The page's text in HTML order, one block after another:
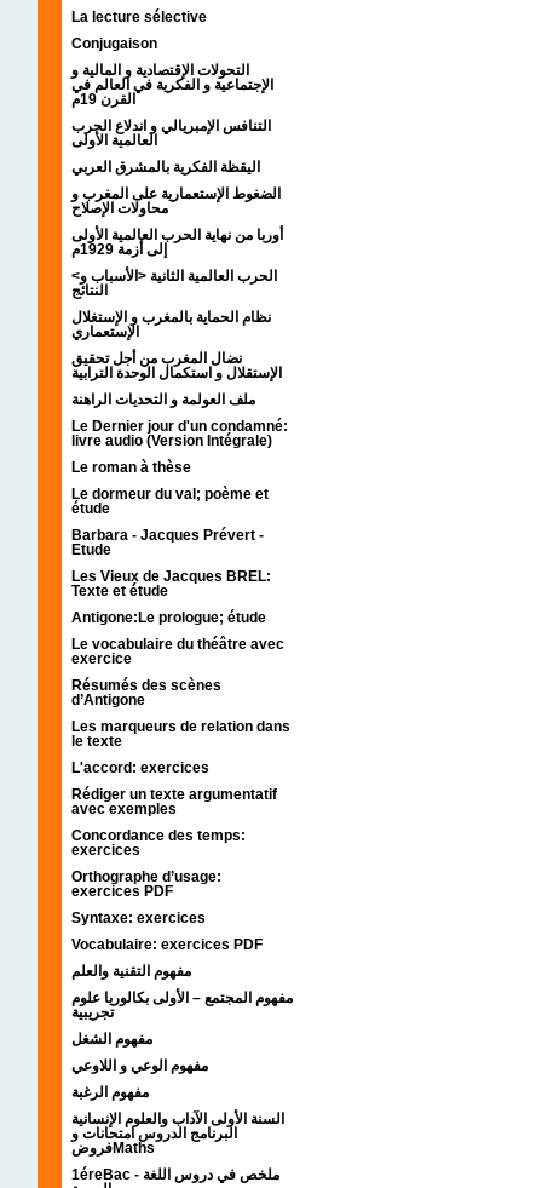
La lecture sélective
Conjugaison
التحولات الإقتصادية و المالية و
الإجتماعية و الفكرية في العالم في
القرن 19م
التنافس الإمبريالي و اندلاع الحرب
العالمية الأولى
اليقظة الفكرية بالمشرق العربي
الضغوط الإستعمارية على المغرب و
محاولات الإصلاح
أوربا من نهاية الحرب العالمية الأولى
إلى أزمة 1929م
<الحرب العالمية الثانية <الأسباب و
النتائج
نظام الحماية بالمغرب و الإستغلال
الإستعماري
نضال المغرب من أجل تحقيق
الإستقلال و استكمال الوحدة الترابية
ملف العولمة و التحديات الراهنة
Le Dernier jour d'un condamné:
livre audio (Version Intégrale)
Le roman à thèse
Le dormeur du val; poème et
étude
Barbara - Jacques Prévert -
Etude
Les Vieux de Jacques BREL:
Texte et étude
Antigone:Le prologue; étude
Le vocabulaire du théâtre avec
exercice
Résumés des scènes
d’Antigone
Les marqueurs de relation dans
le texte
L'accord: exercices
Rédiger un texte argumentatif
avec exemples
Concordance des temps:
exercices
Orthographe d’usage:
exercices PDF
Syntaxe: exercices
Vocabulaire: exercices PDF
مفهوم التقنية والعلم
مفهوم المجتمع – الأولى بكالوريا علوم
تجريبية
مفهوم الشغل
مفهوم الوعي و اللاوعي
مفهوم الرغبة
السنة الأولى الآداب والعلوم الإنسانية
البرنامج الدروس امتحانات و
فروضMaths
1éreBac - ملخص في دروس اللغة